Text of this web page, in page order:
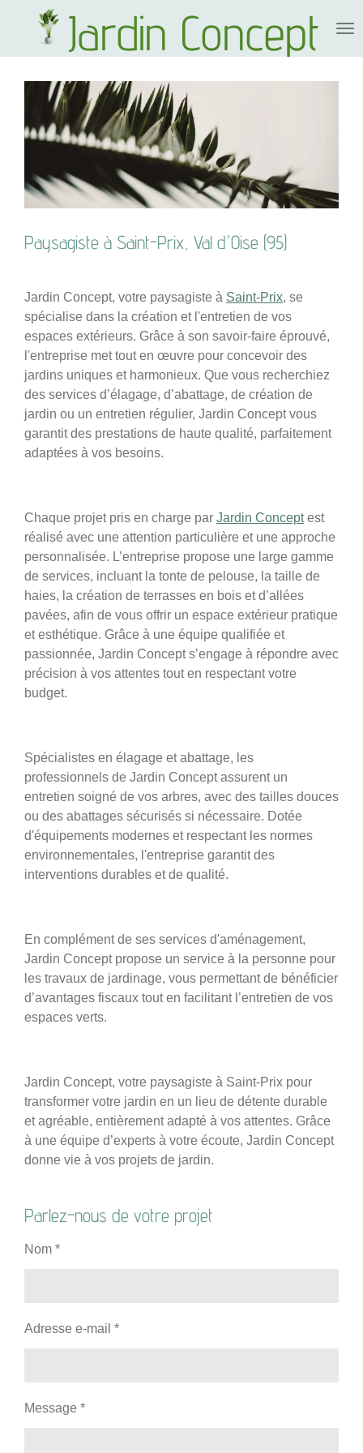
Passer
contenu
Jardin Concept
Paysagiste à Saint-Prix, Val d'Oise (95)
Jardin Concept, votre paysagiste à Saint-Prix, se
spécialise dans la création et l'entretien de vos
espaces extérieurs. Grâce à son savoir-faire éprouvé,
l'entreprise met tout en œuvre pour concevoir des
jardins uniques et harmonieux. Que vous recherchiez
des services d’élagage, d’abattage, de création de
jardin ou un entretien régulier, Jardin Concept vous
garantit des prestations de haute qualité, parfaitement
adaptées à vos besoins.
Chaque projet pris en charge par Jardin Conceptest
réalisé avec une attention particulière et une approche
personnalisée. L’entreprise propose une large gamme
de services, incluant la tonte de pelouse, la taille de
haies, la création de terrasses en bois et d’allées
pavées, afin de vous offrir un espace extérieur pratique
et esthétique. Grâce à une équipe qualifiée et
passionnée, Jardin Concept s’engage à répondre avec
précision à vos attentes tout en respectant votre
budget.
Spécialistes en élagage et abattage, les
professionnels de Jardin Concept assurent un
entretien soigné de vos arbres, avec des tailles douces
ou des abattages sécurisés si nécessaire. Dotée
d'équipements modernes et respectant les normes
environnementales, l'entreprise garantit des
interventions durables et de qualité.
En complément de ses services d'aménagement,
Jardin Concept propose un service à la personne pour
les travaux de jardinage, vous permettant de bénéficier
d’avantages fiscaux tout en facilitant l’entretien de vos
espaces verts.
Jardin Concept, votre paysagiste à Saint-Prix pour
transformer votre jardin en un lieu de détente durable
et agréable, entièrement adapté à vos attentes. Grâce
à une équipe d’experts à votre écoute, Jardin Concept
donne vie à vos projets de jardin.
Parlez-nous de votre projet
Nom *
Adresse e-mail *
Message *